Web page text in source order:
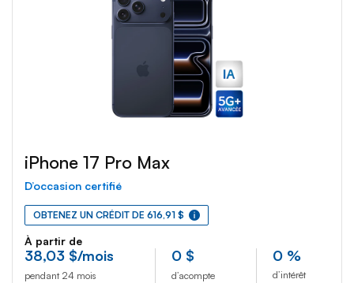
iPhone 17 Pro Max
D’occasion certifié
OBTENEZ UN CRÉDIT DE 616,91 $
À partir de
38,03 $/mois
pendant 24 mois
0 $
d’acompte
0 %
d’intérêt